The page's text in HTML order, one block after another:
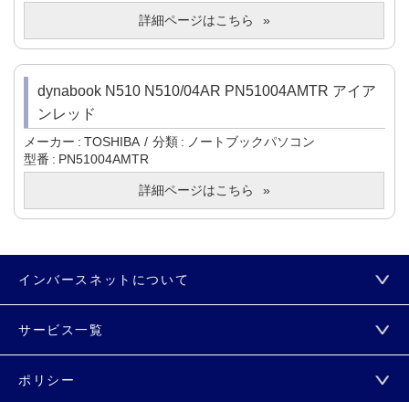
詳細ページはこちら
dynabook N510 N510/04AR PN51004AMTR アイア
ンレッド
メーカー TOSHIBA 分類
ノートブックパソコン
型番
PN51004AMTR
詳細ページはこちら
インバースネットについて
サービス一覧
ポリシー